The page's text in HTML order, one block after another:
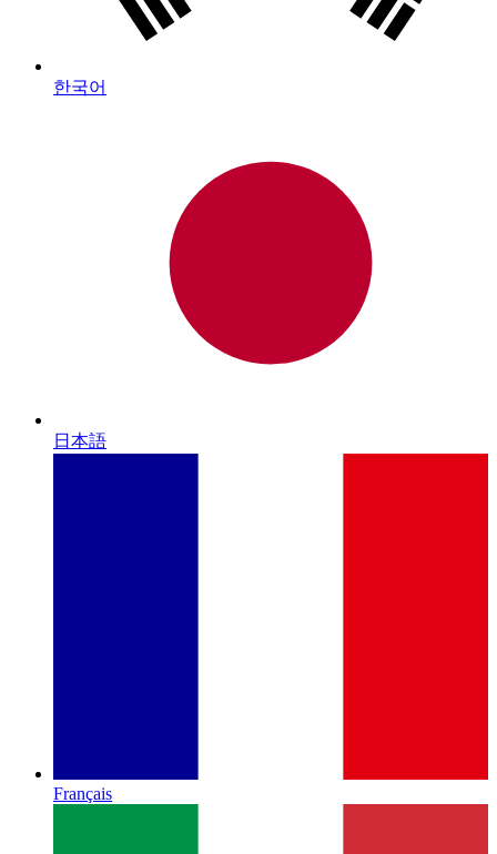
한국어
日本語
Français